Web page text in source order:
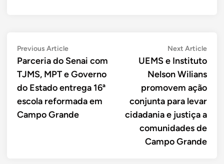
Navegação
de
Post
Previous ArticlePrevious
article:
Parceria do Senai com
TJMS, MPT e Governo
do Estado entrega 16ª
escola reformada em
Campo Grande
Next ArticleNext
UEMS e Instituto
Nelson Wilians
promovem ação
conjunta para levar
cidadania e justiça a
comunidades de
Campo Grande